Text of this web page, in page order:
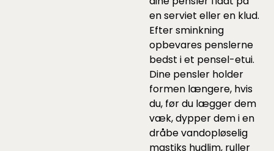
en serviet eller en klud.
Efter sminkning
opbevares penslerne
bedst i et pensel-etui.
Dine pensler holder
formen længere, hvis
du, før du lægger dem
væk, dypper dem i en
dråbe vandopløselig
mastiks hudlim, ruller